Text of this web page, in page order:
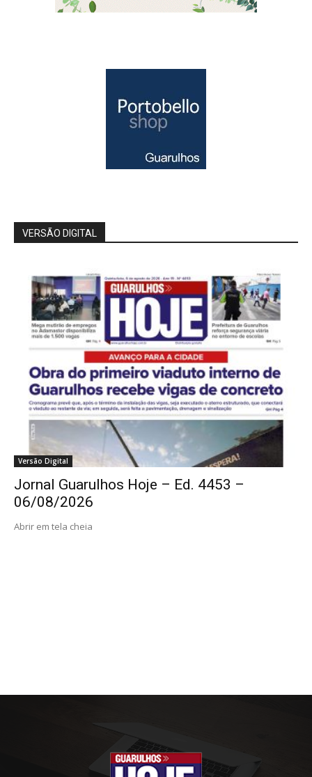
VERSÃO DIGITAL
Versão Digital
Jornal Guarulhos Hoje – Ed. 4453 –
06/08/2026
Abrir em tela cheia